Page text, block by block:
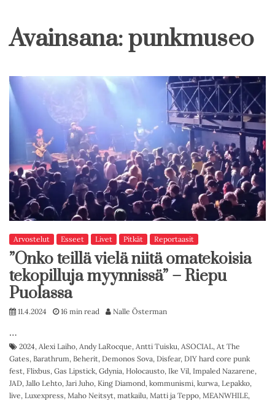
Avainsana:punkmuseo
Arvostelut Esseet Livet Pitkät Reportaasit
”Onko teillä vielä niitä omatekoisia
tekopilluja myynnissä” – Riepu
Puolassa
11.4.2024 16 min read Nalle Österman
…
2024, Alexi Laiho, Andy LaRocque, Antti Tuisku, ASOCIAL, At The
Gates, Barathrum, Beherit, Demonos Sova, Disfear, DIY hard core punk
fest, Flixbus, Gas Lipstick, Gdynia, Holocausto, Ike Vil, Impaled Nazarene,
JAD, Jallo Lehto, Jari Juho, King Diamond, kommunismi, kurwa, Lepakko,
live, Luxexpress, Maho Neitsyt, matkailu, Matti ja Teppo, MEANWHILE,